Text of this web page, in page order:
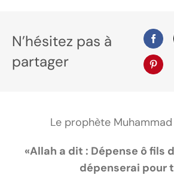
N’hésitez pas à
partager
«Allah a dit : Dépense ô fils
dépenserai pour